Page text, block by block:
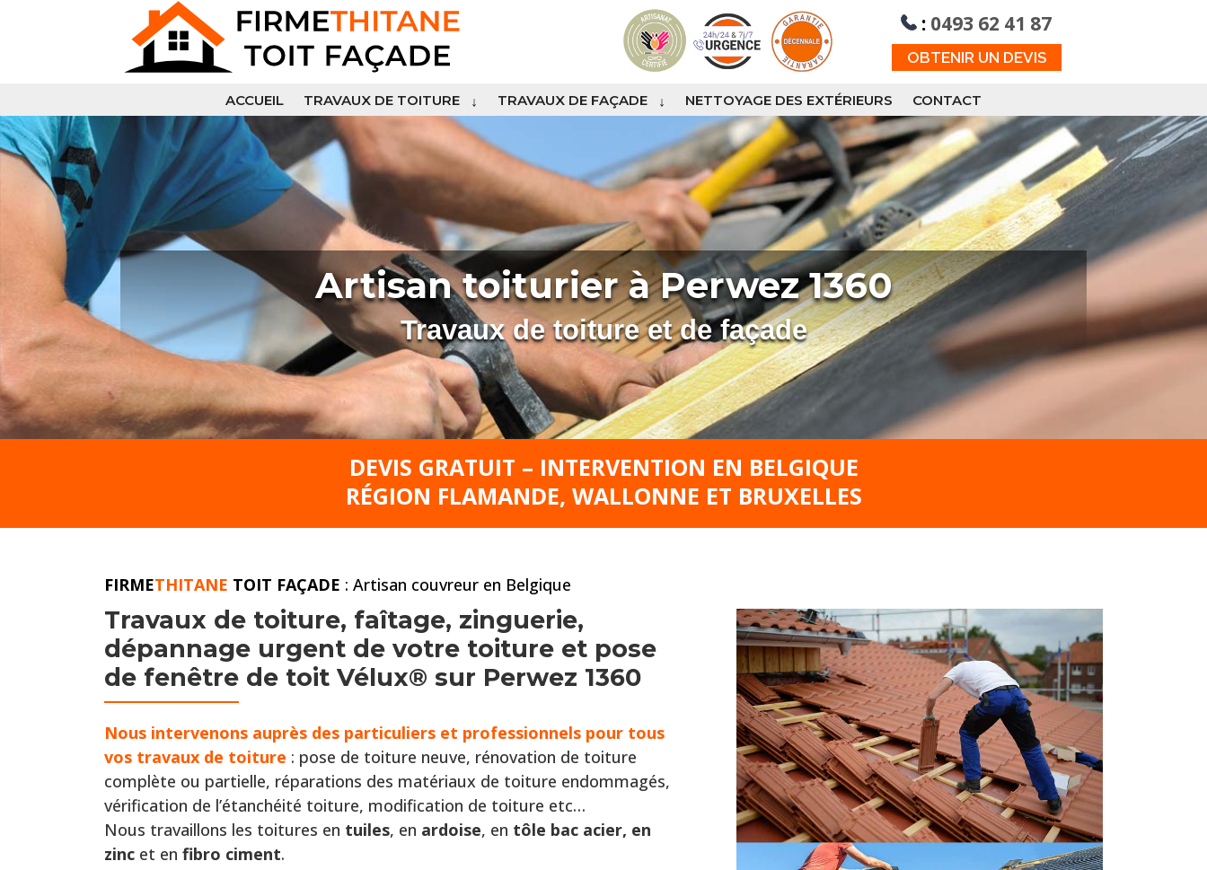
: 0493 62 41 87
OBTENIR UN DEVIS
ACCUEIL TRAVAUX DE TOITURE TRAVAUX DE FAÇADE NETTOYAGE DES EXTÉRIEURS CONTACT
Artisan toiturier à Perwez 1360
Travaux de toiture et de façade
DEVIS GRATUIT – INTERVENTION EN BELGIQUE
RÉGION FLAMANDE, WALLONNE ET BRUXELLES
FIRMETHITANE TOIT FAÇADE : Artisan couvreur en Belgique
Travaux de toiture, faîtage, zinguerie,
dépannage urgent de votre toiture et pose
de fenêtre de toit Vélux® sur Perwez 1360
Nous intervenons auprès des particuliers et professionnels pour tous
vos travaux de toiture : pose de toiture neuve, rénovation de toiture
complète ou partielle, réparations des matériaux de toiture endommagés,
vérification de l’étanchéité toiture, modification de toiture etc…
Nous travaillons les toitures en tuiles, en ardoise, en tôle bac acier, en
zinc et en fibro ciment.